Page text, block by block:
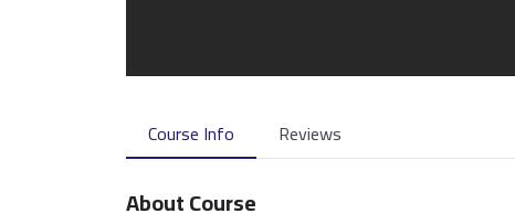
Course Info Reviews
About Course